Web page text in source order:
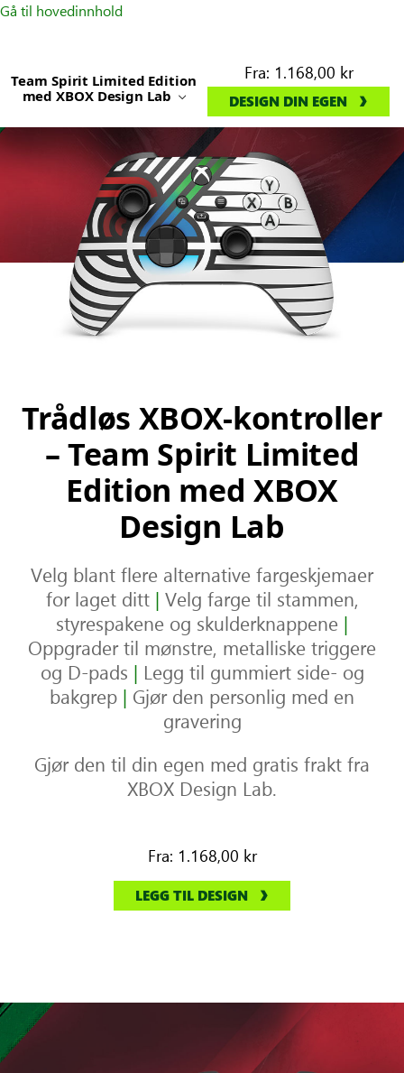
Gå til hovedinnhold
Team Spirit Limited Edition
med XBOX Design Lab
Fra: 1.168,00 kr
DESIGN DIN EGEN
Trådløs XBOX-kontroller
– Team Spirit Limited
Edition med XBOX
Design Lab
Velg blant flere alternative fargeskjemaer
for laget ditt | Velg farge til stammen,
styrespakene og skulderknappene |
Oppgrader til mønstre, metalliske triggere
og D-pads | Legg til gummiert side- og
bakgrep | Gjør den personlig med en
gravering
Gjør den til din egen med gratis frakt fra
XBOX Design Lab.
Fra: 1.168,00 kr
LEGG TIL DESIGN